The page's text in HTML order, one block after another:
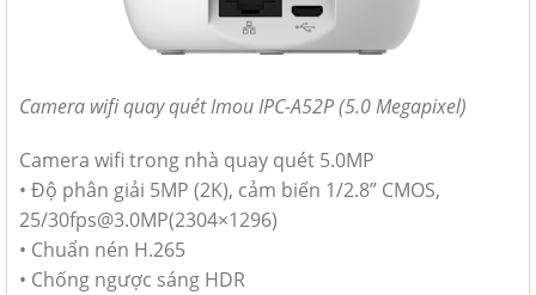
Camera wifi quay quét Imou IPC-A52P (5.0 Megapixel)
Camera wifi trong nhà quay quét 5.0MP
• Độ phân giải 5MP (2K), cảm biến 1/2.8” CMOS,
25/30fps@3.0MP(2304×1296)
• Chuẩn nén H.265
• Chống ngược sáng HDR